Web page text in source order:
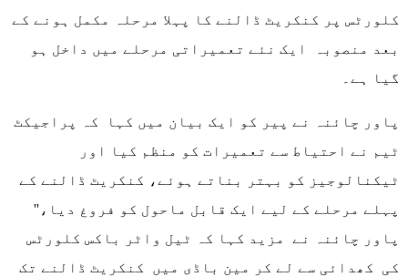
کلورٹس پر کنکریٹ ڈالنے کا پہلا مرحلہ مکمل ہونے کے
بعد منصوبہ ایک نئے تعمیراتی مرحلے میں داخل ہو
گیا ہے۔
پاور چائنہ نے پیر کو ایک بیان میں کہا کہ پراجیکٹ
ٹیم نے احتیاط سے تعمیرات کو منظم کیا اور
ٹیکنالوجیز کو بہتر بناتے ہوئے، کنکریٹ ڈالنے کے
پہلے مرحلے کے لیے ایک قابل ماحول کو فروغ دیا،''
پاور چائنہ نے مزید کہا کہ ٹیل واٹر باکس کلورٹس
کی کھدائی سے لے کر مین باڈی میں کنکریٹ ڈالنے تک